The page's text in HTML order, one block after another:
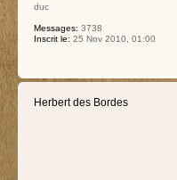
duc
Messages: 3738
Inscrit le: 25 Nov 2010, 01:00
Herbert des Bordes